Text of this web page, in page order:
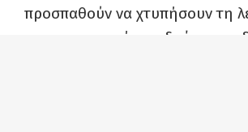
προσπαθούν να χτυπήσουν τη
την αγωνιστική του δράση, τις